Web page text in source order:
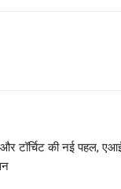
टॉर्चिट की नई पहल,